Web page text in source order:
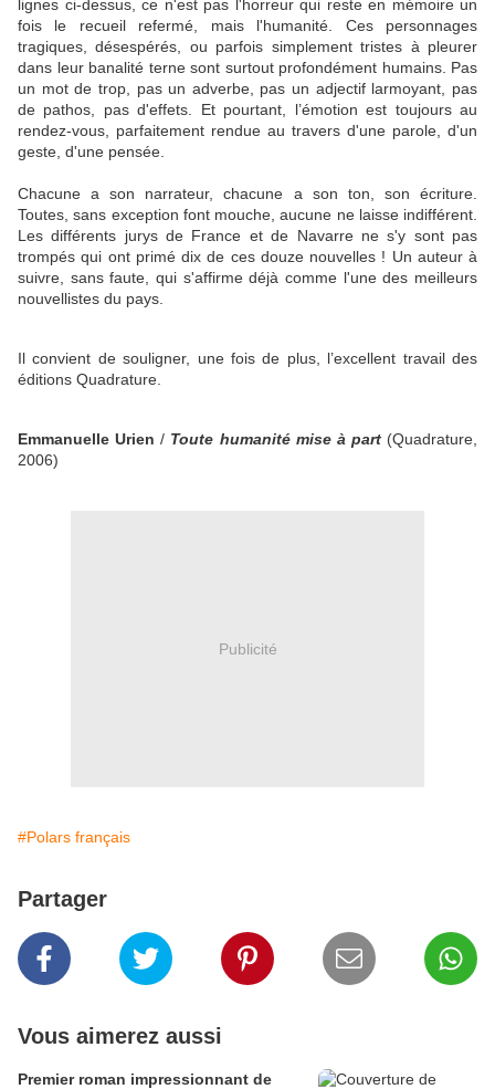
lignes ci-dessus, ce n'est pas l'horreur qui reste en mémoire un
fois le recueil refermé, mais l'humanité. Ces personnages
tragiques, désespérés, ou parfois simplement tristes à pleurer
dans leur banalité terne sont surtout profondément humains. Pas
un mot de trop, pas un adverbe, pas un adjectif larmoyant, pas
de pathos, pas d'effets. Et pourtant, l’émotion est toujours au
rendez-vous, parfaitement rendue au travers d'une parole, d'un
geste, d'une pensée.
Chacune a son narrateur, chacune a son ton, son écriture.
Toutes, sans exception font mouche, aucune ne laisse indifférent.
Les différents jurys de France et de Navarre ne s'y sont pas
trompés qui ont primé dix de ces douze nouvelles ! Un auteur à
suivre, sans faute, qui s'affirme déjà comme l'une des meilleurs
nouvellistes du pays.
Il convient de souligner, une fois de plus, l’excellent travail des
éditions Quadrature.
Emmanuelle Urien / Toute humanité mise à part(Quadrature,
2006)
Publicité
#Polars français
Partager
Vous aimerez aussi
Premier roman impressionnant de